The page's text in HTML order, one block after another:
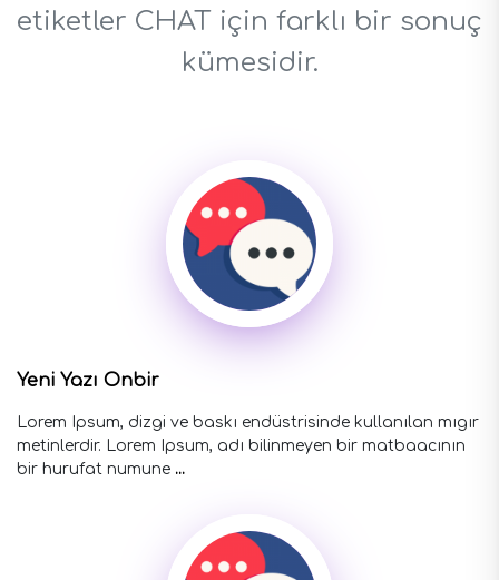
etiketler CHAT için farklı bir sonuç
kümesidir.
Yeni Yazı Onbir
Lorem Ipsum, dizgi ve baskı endüstrisinde kullanılan mıgır
metinlerdir. Lorem Ipsum, adı bilinmeyen bir matbaacının
bir hurufat numune ...